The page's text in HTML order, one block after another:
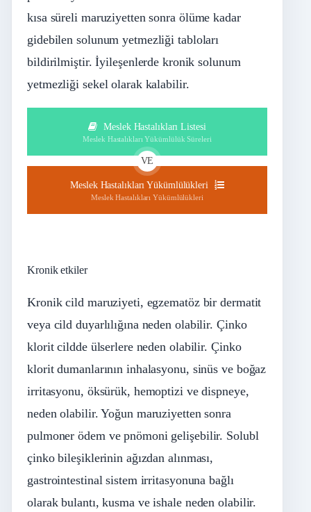
kısa süreli maruziyetten sonra ölüme kadar
gidebilen solunum yetmezliği tabloları
bildirilmiştir. İyileşenlerde kronik solunum
yetmezliği sekel olarak kalabilir.
Meslek Hastalıkları Listesi
Meslek Hastalıkları Yükümlülük Süreleri
VE
Meslek Hastalıkları Yükümlülükleri
Meslek Hastalıkları Yükümlülükleri
Kronik etkiler
Kronik cild maruziyeti, egzematöz bir dermatit
veya cild duyarlılığına neden olabilir. Çinko
klorit cildde ülserlere neden olabilir. Çinko
klorit dumanlarının inhalasyonu, sinüs ve boğaz
irritasyonu, öksürük, hemoptizi ve dispneye,
neden olabilir. Yoğun maruziyetten sonra
pulmoner ödem ve pnömoni gelişebilir. Solubl
çinko bileşiklerinin ağızdan alınması,
gastrointestinal sistem irritasyonuna bağlı
olarak bulantı, kusma ve ishale neden olabilir.